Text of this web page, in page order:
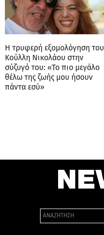
Η τρυφερή εξομολόγηση του
Κούλλη Νικολάου στην
σύζυγό του: «Το πιο μεγάλο
θέλω της ζωής μου ήσουν
πάντα εσύ»